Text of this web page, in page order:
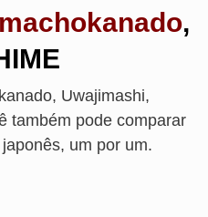
,
Uwajimashi,
também pode comparar
um por um.